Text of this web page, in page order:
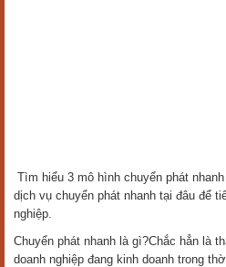
Tìm hiểu 3 mô hình chuyển phát
dịch vụ chuyển phát nhanh tại đâu để
nghiệp.
Chuyển phát nhanh là gì?Chắc hẳn là
doanh nghiệp đang kinh doanh trong